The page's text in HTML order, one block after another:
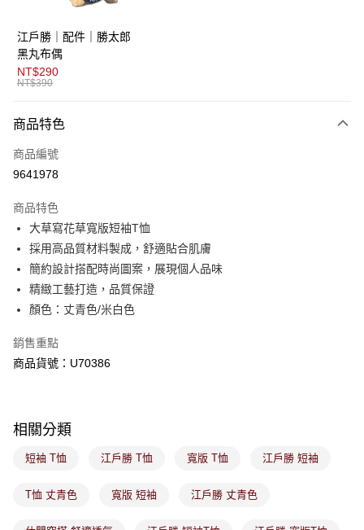
【關於「AFTEE先享後付」】
便利好安心！
１．簡單：不需註冊會員、不需綁卡、不需儲值。
２．便利：只要手機號碼，簡訊認證，即可結帳。
３．安心：先確認商品／服務後，再付款。
１．於結帳方式選擇「AFTEE先享後付」後，將跳轉至「AFTEE先享後付」
２．訂單成立數日內，您將收到繳費通知簡訊。
３．收到繳費通知簡訊後14天內，點擊此簡訊中的連結，可透過四大超商／
購買商品的店家。未經商家同意取消之訂單仍視為有效，需透過AFTEE先享
後付繳納相關費用。
※ 交易是否成功請以「AFTEE先享後付 」之結帳頁面顯示為準，若有關於
是否繳費成功／繳費後需取消欲退款等相關疑問，請聯繫「AFTEE先享後付
客戶支援中心」https://netprotections.freshdesk.com/support/home
１．透過由恩沛科技股份有限公司提供之「AFTEE先享後付」服務完成之交
權轉讓予恩沛科技股份有限公司。
２．關於個人資料處理事宜，請瀏覽以下網址：
４．使用「AFTEE先享後付」時，將依據個別帳號之用戶狀況，依本公司即
請求用戶進行身份認證。
恩沛科技股份有限公司將有權停止該用戶之使用額度並採取法律行動。
運送方式
全家取貨付款
每筆NT$80，滿NT$1,800(含以上)免運費
每筆NT$80，滿NT$1,800(含以上)免運費
付款後萊爾富取貨
每筆NT$80，滿NT$1,800(含以上)免運費
7-11取貨付款
每筆NT$80，滿NT$1,800(含以上)免運費
付款後7-11取貨
每筆NT$80，滿NT$1,800(含以上)免運費
每筆NT$100，滿NT$1,800(含以上)免運費
付款後門市取貨
江戶勝｜配件｜勝太郎
黑丸布偶
NT$290
NT$390
商品特色
商品編號
9641978
商品特色
大草寫花草寬版短袖T恤
採用高品質材料製成，舒適貼合肌膚
簡約設計搭配時尚圖案，展現個人品味
精緻工藝打造，品質保證
顏色：丈青色/米白色
銷售重點
商品貨號：U70386
相關分類
短袖 T恤 江戶勝 T恤 寬版 T恤 江戶勝 短袖
T恤 丈青色 寬版 短袖 江戶勝 丈青色